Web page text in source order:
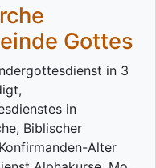
Gottes
in 3
in
Biblischer
Alter